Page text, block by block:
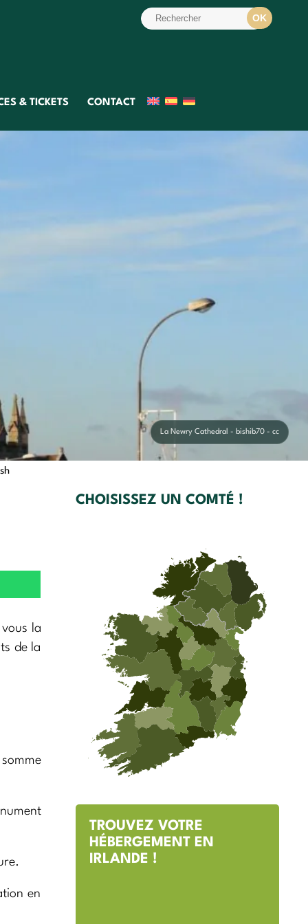
& TICKETS CONTACT
La Newry Cathedral - bishib70 - cc
la
de la
en
CHOISISSEZ UN COMTÉ !
TROUVEZ VOTRE
HÉBERGEMENT EN
IRLANDE !